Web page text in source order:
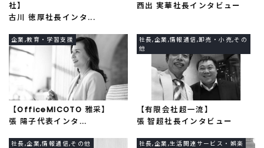
社】
古川 徳厚社長インタ...
西出 実華社長インタビュー
企業,教育・学習支援
【OfficeMICOTO 雅采】
張 陽子代表インタ...
社長,企業,情報通信,卸売・小売,その
他
【有限会社超一流】
張 智超社長インタビュー
社長,企業,情報通信,その他 社長,企業,生活関連サービス・娯楽